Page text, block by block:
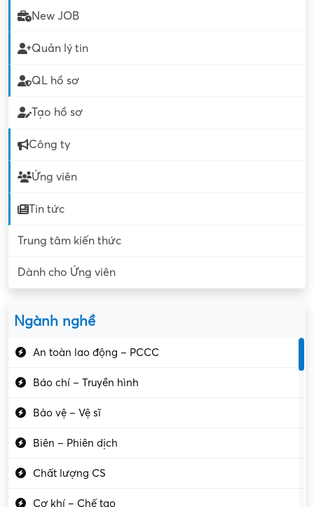
New JOB
Quản lý tin
QL hồ sơ
Tạo hồ sơ
Công ty
Ứng viên
Tin tức
Trung tâm kiến thức
Dành cho Ứng viên
Ngành nghề
An toàn lao động – PCCC
Báo chí – Truyền hình
Bảo vệ – Vệ sĩ
Biên – Phiên dịch
Chất lượng CS
Cơ khí – Chế tạo